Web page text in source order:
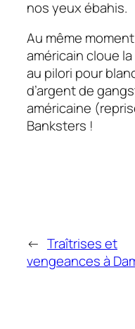
nos yeux ébahis.
Au même
américain cloue
au pilori pour
d’argent de
américaine
Banksters !
← Traîtrises et
vengeances à